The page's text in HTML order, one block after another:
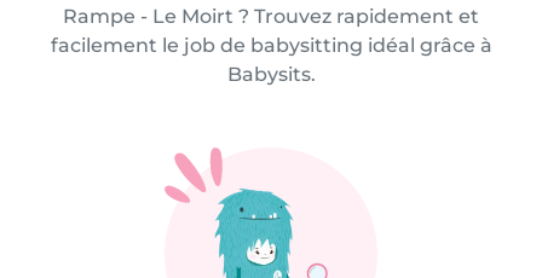
Rampe - Le Moirt ? Trouvez rapidement et
facilement le job de babysitting idéal grâce à
Babysits.